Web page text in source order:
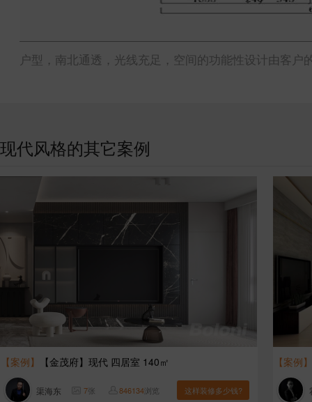
户型，南北通透，光线充足，空间的功能性设计由客
现代风格的其它案例
【案例】 【金茂府】现代 四居室 140㎡
渠海东 7张 846134浏览 这样装修多少钱?
【案例】